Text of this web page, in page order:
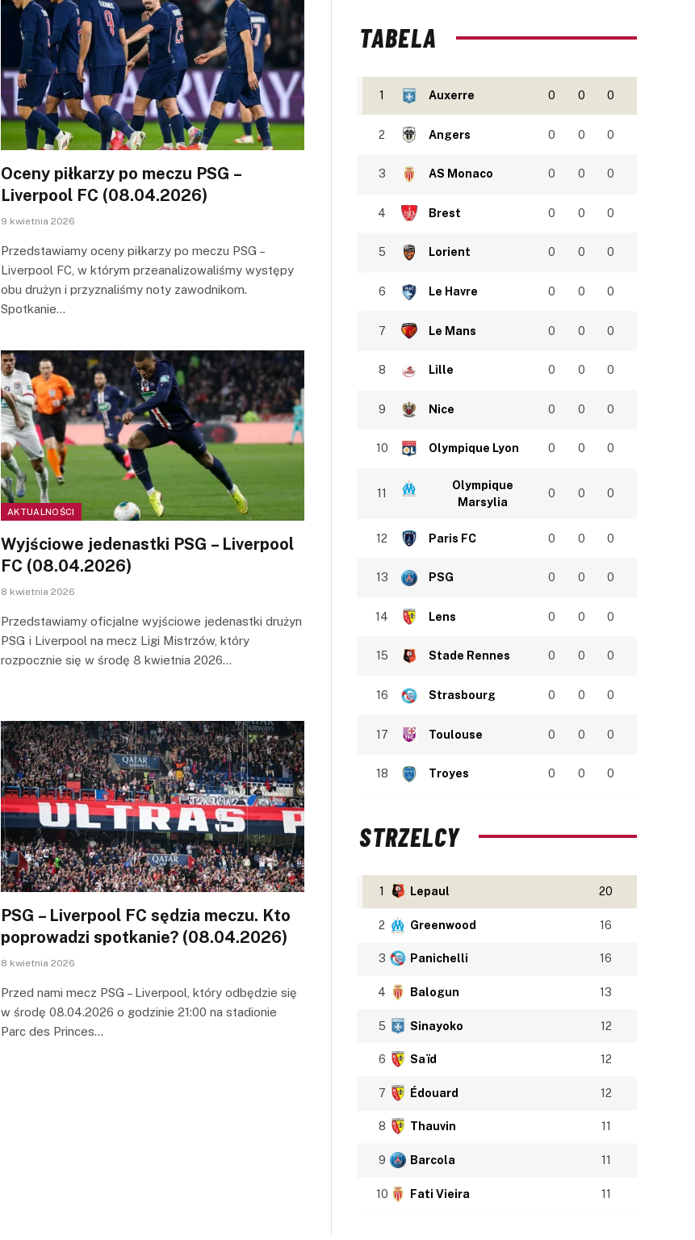
Oceny piłkarzy po meczu PSG –
Liverpool FC (08.04.2026)
9 kwietnia 2026
Przedstawiamy oceny piłkarzy po meczu PSG –
Liverpool FC, w którym przeanalizowaliśmy występy
obu drużyn i przyznaliśmy noty zawodnikom.
Spotkanie…
AKTUALNOŚCI
Wyjściowe jedenastki PSG – Liverpool
FC (08.04.2026)
8 kwietnia 2026
Przedstawiamy oficjalne wyjściowe jedenastki drużyn
PSG i Liverpool na mecz Ligi Mistrzów, który
rozpocznie się w środę 8 kwietnia 2026…
PSG – Liverpool FC sędzia meczu. Kto
poprowadzi spotkanie? (08.04.2026)
8 kwietnia 2026
Przed nami mecz PSG – Liverpool, który odbędzie się
w środę 08.04.2026 o godzinie 21:00 na stadionie
Parc des Princes…
TABELA
1 Auxerre 0 0 0
2 Angers 0 0 0
3 AS Monaco 0 0 0
4 Brest 0 0 0
5 Lorient 0 0 0
6 Le Havre 0 0 0
7 Le Mans 0 0 0
8 Lille 0 0 0
9 Nice 0 0 0
10 Olympique Lyon 0 0 0
11
Olympique
Marsylia
0 0 0
12 Paris FC 0 0 0
13 PSG 0 0 0
14 Lens 0 0 0
15 Stade Rennes 0 0 0
16 Strasbourg 0 0 0
17 Toulouse 0 0 0
18 Troyes 0 0 0
STRZELCY
1 Lepaul 20
2 Greenwood 16
3 Panichelli 16
4 Balogun 13
5 Sinayoko 12
6 Saïd 12
7 Édouard 12
8 Thauvin 11
9 Barcola 11
10 Fati Vieira 11